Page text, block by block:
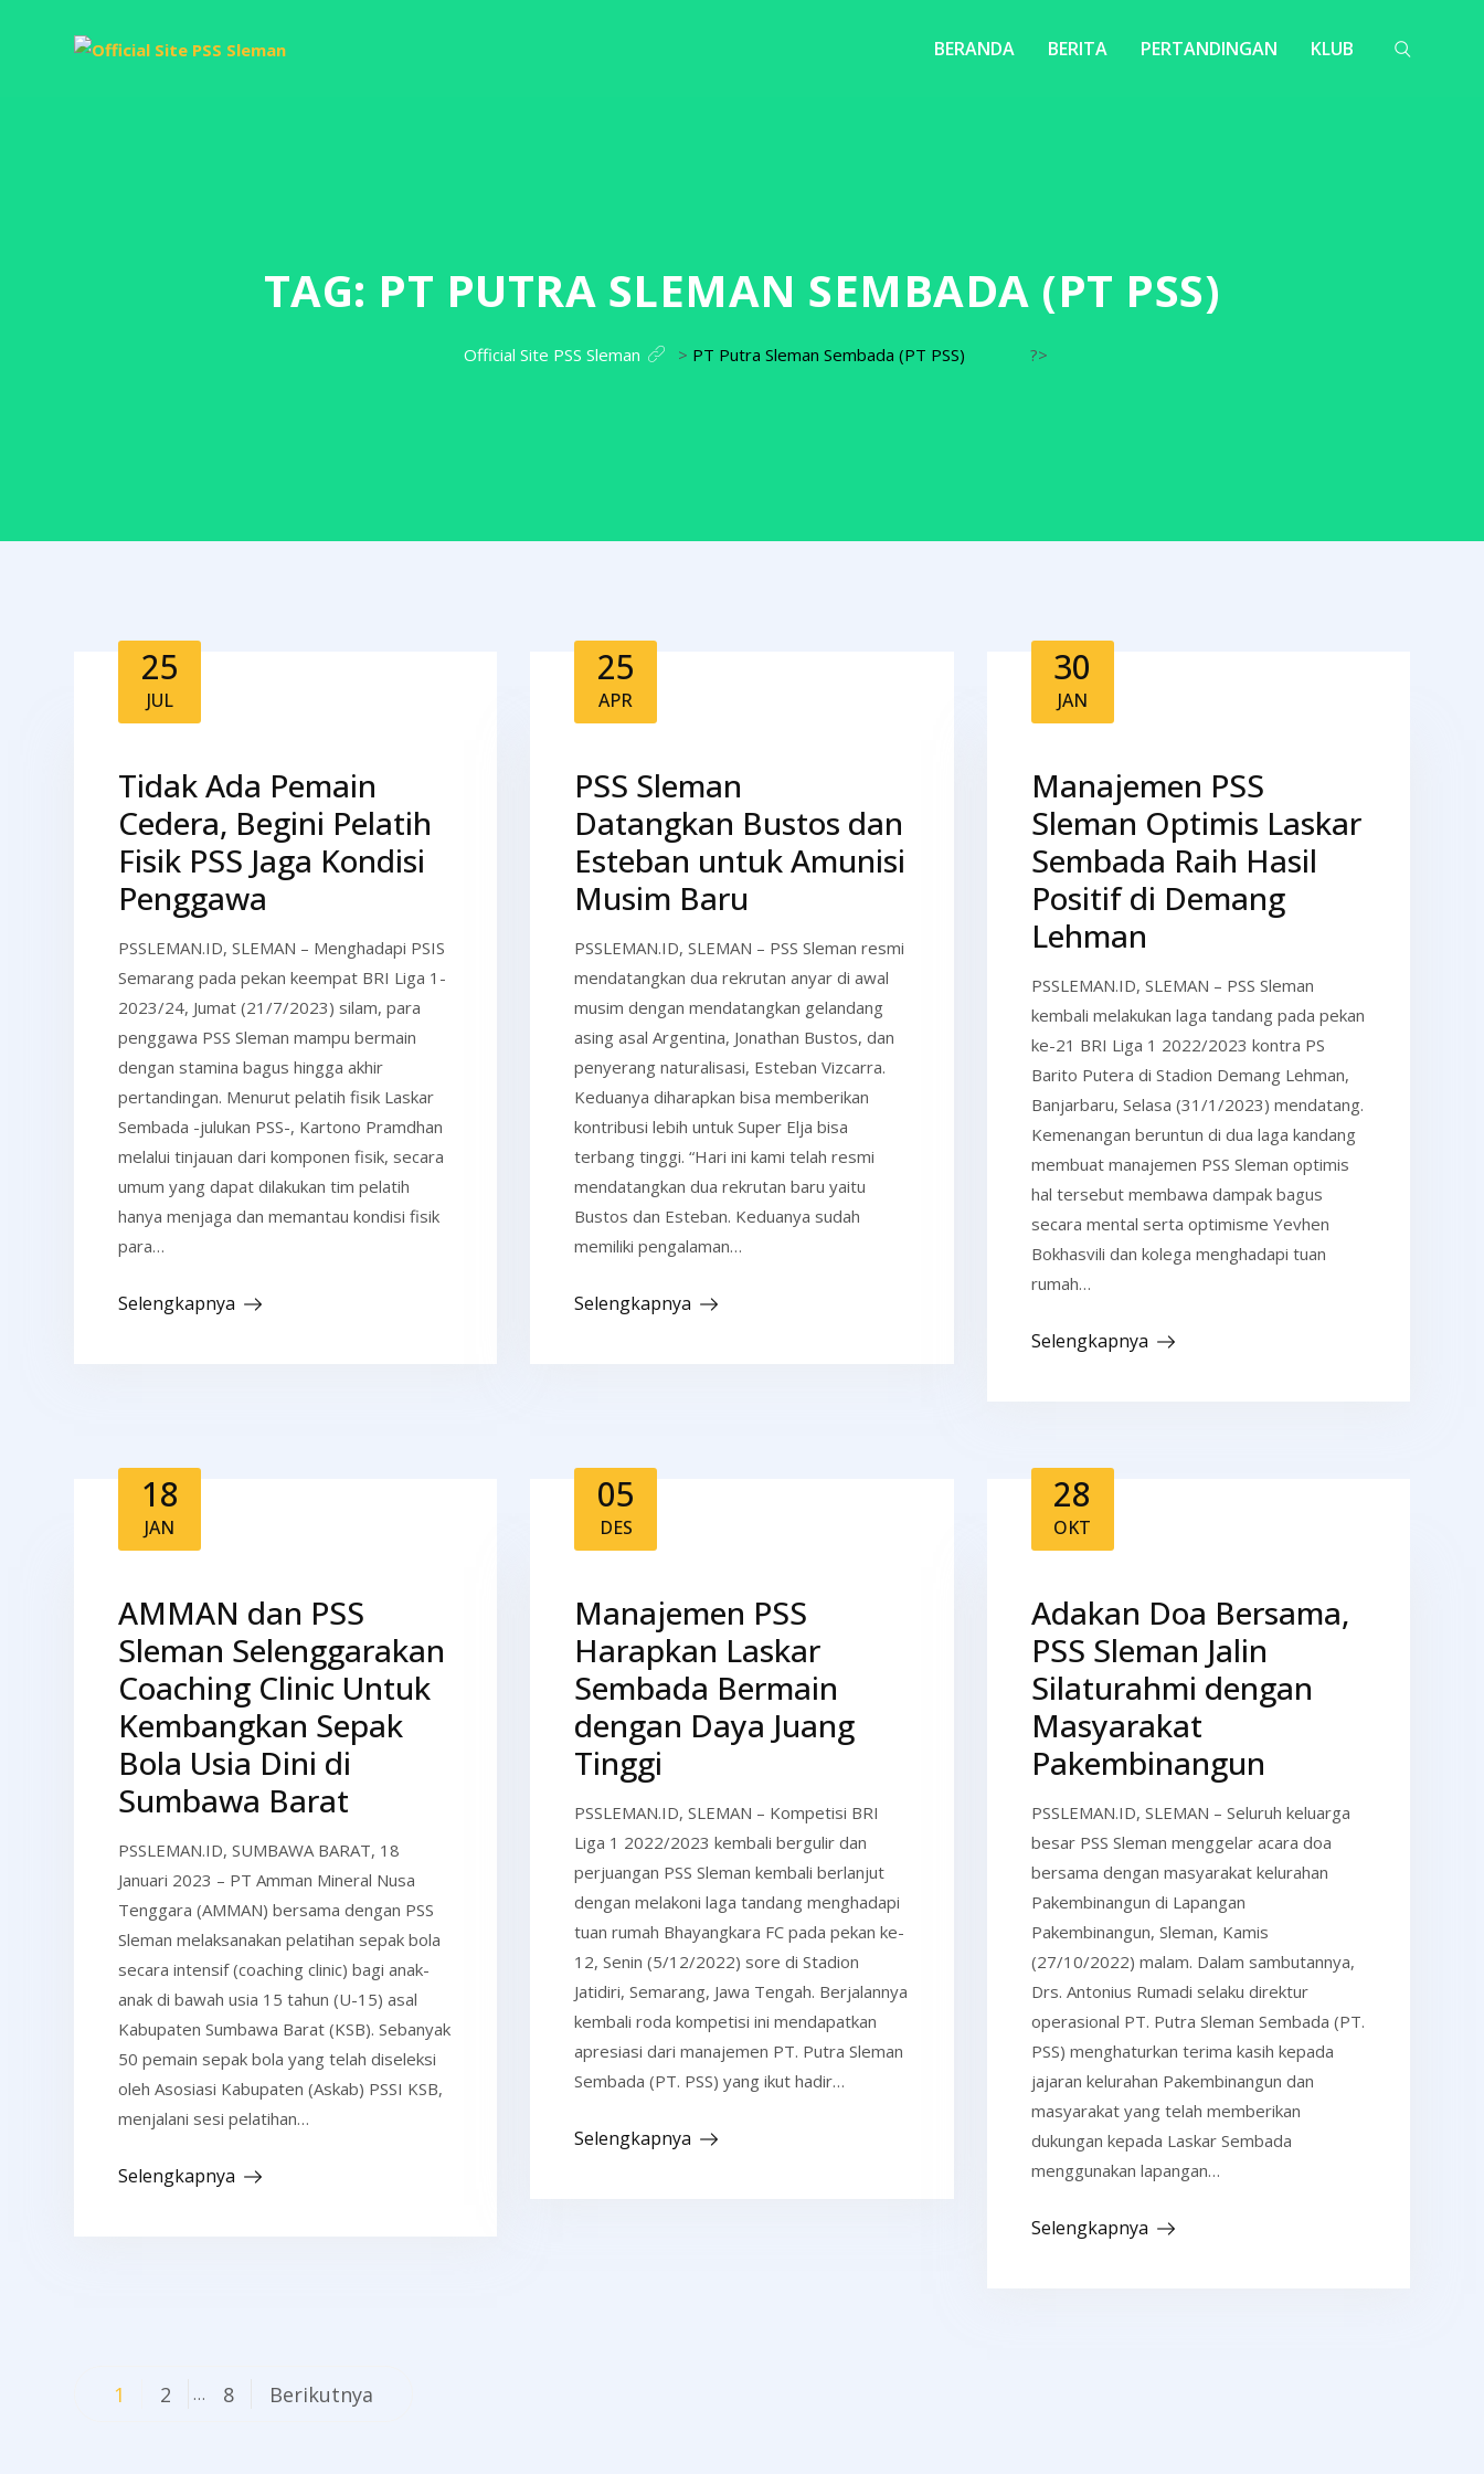
BERANDA BERITA PERTANDINGAN KLUB
TAG: PT PUTRA SLEMAN SEMBADA (PT PSS)
Official Site PSS Sleman > PT Putra Sleman Sembada (PT PSS) ?>
25
JUL
Tidak Ada Pemain
Cedera, Begini Pelatih
Fisik PSS Jaga Kondisi
Penggawa
PSSLEMAN.ID, SLEMAN – Menghadapi PSIS
Semarang pada pekan keempat BRI Liga 1-
2023/24, Jumat (21/7/2023) silam, para
penggawa PSS Sleman mampu bermain
dengan stamina bagus hingga akhir
pertandingan. Menurut pelatih fisik Laskar
Sembada -julukan PSS-, Kartono Pramdhan
melalui tinjauan dari komponen fisik, secara
umum yang dapat dilakukan tim pelatih
hanya menjaga dan memantau kondisi fisik
para…
Selengkapnya
25
APR
PSS Sleman
Datangkan Bustos dan
Esteban untuk Amunisi
Musim Baru
PSSLEMAN.ID, SLEMAN – PSS Sleman resmi
mendatangkan dua rekrutan anyar di awal
musim dengan mendatangkan gelandang
asing asal Argentina, Jonathan Bustos, dan
penyerang naturalisasi, Esteban Vizcarra.
Keduanya diharapkan bisa memberikan
kontribusi lebih untuk Super Elja bisa
terbang tinggi. “Hari ini kami telah resmi
mendatangkan dua rekrutan baru yaitu
Bustos dan Esteban. Keduanya sudah
memiliki pengalaman…
Selengkapnya
30
JAN
Manajemen PSS
Sleman Optimis Laskar
Sembada Raih Hasil
Positif di Demang
Lehman
PSSLEMAN.ID, SLEMAN – PSS Sleman
kembali melakukan laga tandang pada pekan
ke-21 BRI Liga 1 2022/2023 kontra PS
Barito Putera di Stadion Demang Lehman,
Banjarbaru, Selasa (31/1/2023) mendatang.
Kemenangan beruntun di dua laga kandang
membuat manajemen PSS Sleman optimis
hal tersebut membawa dampak bagus
secara mental serta optimisme Yevhen
Bokhasvili dan kolega menghadapi tuan
rumah…
Selengkapnya
18
JAN
AMMAN dan PSS
Sleman Selenggarakan
Coaching Clinic Untuk
Kembangkan Sepak
Bola Usia Dini di
Sumbawa Barat
PSSLEMAN.ID, SUMBAWA BARAT, 18
Januari 2023 – PT Amman Mineral Nusa
Tenggara (AMMAN) bersama dengan PSS
Sleman melaksanakan pelatihan sepak bola
secara intensif (coaching clinic) bagi anak-
anak di bawah usia 15 tahun (U-15) asal
Kabupaten Sumbawa Barat (KSB). Sebanyak
50 pemain sepak bola yang telah diseleksi
oleh Asosiasi Kabupaten (Askab) PSSI KSB,
menjalani sesi pelatihan…
Selengkapnya
05
DES
Manajemen PSS
Harapkan Laskar
Sembada Bermain
dengan Daya Juang
Tinggi
PSSLEMAN.ID, SLEMAN – Kompetisi BRI
Liga 1 2022/2023 kembali bergulir dan
perjuangan PSS Sleman kembali berlanjut
dengan melakoni laga tandang menghadapi
tuan rumah Bhayangkara FC pada pekan ke-
12, Senin (5/12/2022) sore di Stadion
Jatidiri, Semarang, Jawa Tengah. Berjalannya
kembali roda kompetisi ini mendapatkan
apresiasi dari manajemen PT. Putra Sleman
Sembada (PT. PSS) yang ikut hadir…
Selengkapnya
28
OKT
Adakan Doa Bersama,
PSS Sleman Jalin
Silaturahmi dengan
Masyarakat
Pakembinangun
PSSLEMAN.ID, SLEMAN – Seluruh keluarga
besar PSS Sleman menggelar acara doa
bersama dengan masyarakat kelurahan
Pakembinangun di Lapangan
Pakembinangun, Sleman, Kamis
(27/10/2022) malam. Dalam sambutannya,
Drs. Antonius Rumadi selaku direktur
operasional PT. Putra Sleman Sembada (PT.
PSS) menghaturkan terima kasih kepada
jajaran kelurahan Pakembinangun dan
masyarakat yang telah memberikan
dukungan kepada Laskar Sembada
menggunakan lapangan…
Selengkapnya
Navigasi
1 2 … 8 Berikutnya